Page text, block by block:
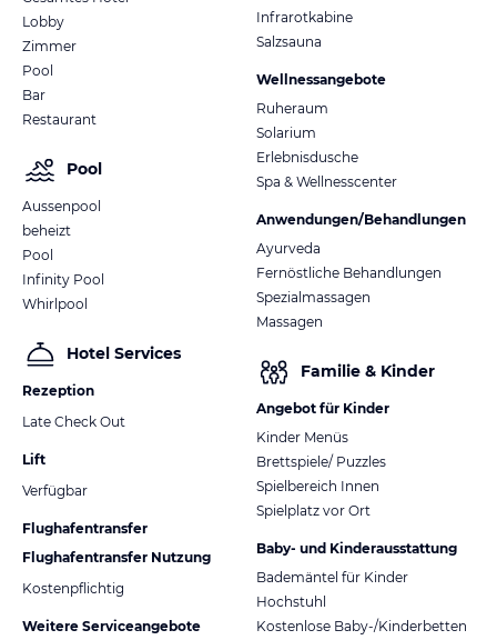
Lobby
Zimmer
Pool
Bar
Restaurant
Pool
Aussenpool
beheizt
Pool
Infinity Pool
Whirlpool
Hotel Services
Rezeption
Late Check Out
Lift
Verfügbar
Flughafentransfer
Flughafentransfer Nutzung
Kostenpflichtig
Weitere Serviceangebote
Infrarotkabine
Salzsauna
Wellnessangebote
Ruheraum
Solarium
Erlebnisdusche
Spa & Wellnesscenter
Anwendungen/Behandlungen
Ayurveda
Fernöstliche Behandlungen
Spezialmassagen
Massagen
Familie & Kinder
Angebot für Kinder
Kinder Menüs
Brettspiele/ Puzzles
Spielbereich Innen
Spielplatz vor Ort
Baby- und Kinderausstattung
Bademäntel für Kinder
Hochstuhl
Kostenlose Baby-/Kinderbetten